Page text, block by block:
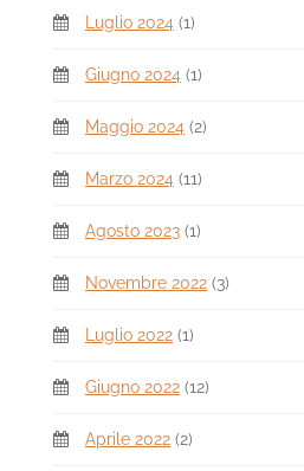
Luglio 2024 (1)
Giugno 2024 (1)
Maggio 2024 (2)
Marzo 2024 (11)
Agosto 2023 (1)
Novembre 2022 (3)
Luglio 2022 (1)
Giugno 2022 (12)
Aprile 2022 (2)